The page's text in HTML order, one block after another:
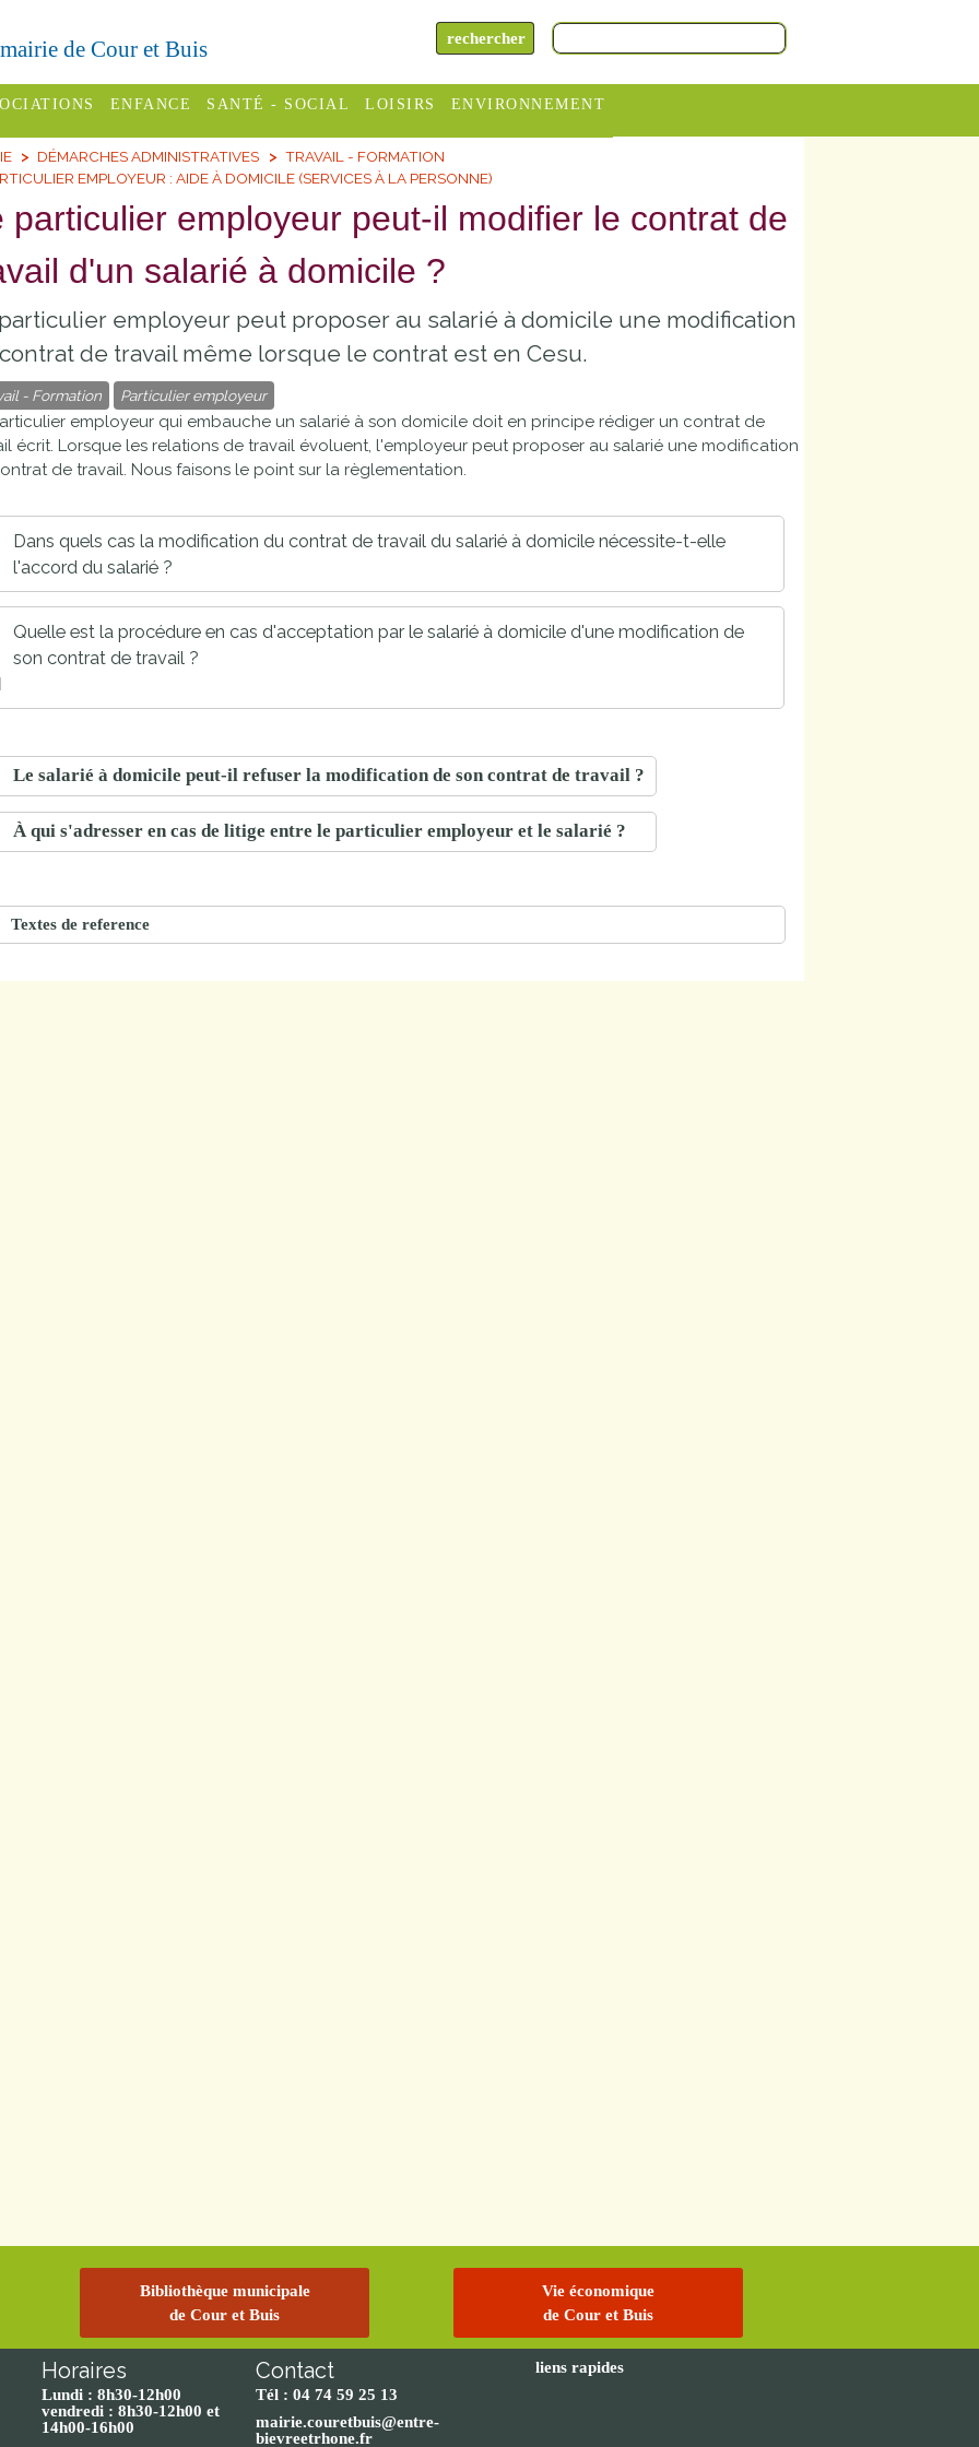
de Cour et Buis
des
Varèze
ENFANCE
Assistantes
assistante
Pôle petite
enfance
Etablissements
publics
Établissements
scolaires
privés
SANTÉ - SOCIAL
Centres
ADMR
Conseil
Le SSIAD
des Trois
Rivières
LOISIRS
Campings
Offices
de
Cinémas
Sélection
d'activité
Cour et
Visiter,
découvrir
s'amuser
ENVIRONNEMENT
Déchèteries
SITCOM
DÉMARCHES ADMINISTRATIVES
TRAVAIL - FORMATION
EMPLOYEUR : AIDE À DOMICILE (SERVICES À LA PERSONNE)
particulier employeur peut-il modifier le contrat de
d'un salarié à domicile ?
employeur peut proposer au salarié à domicile une modification
de travail même lorsque le contrat est en Cesu.
- Formation Particulier employeur
employeur qui embauche un salarié à son domicile doit en principe rédiger un contrat de
écrit. Lorsque les relations de travail évoluent, l'employeur peut proposer au salarié une modification
de travail. Nous faisons le point sur la règlementation.
Dans quels cas la modification du contrat de travail du salarié à domicile nécessite-t-elle
l'accord du salarié ?
Quelle est la procédure en cas d'acceptation par le salarié à domicile d'une modification de
son contrat de travail ?
Le salarié à domicile peut-il refuser la modification de son contrat de travail ?
À qui s'adresser en cas de litige entre le particulier employeur et le salarié ?
Textes de reference
Bibliothèque municipale
de Cour et Buis
Vie économique
de Cour et Buis
Horaires
Lundi : 8h30-12h00
vendredi : 8h30-12h00 et
14h00-16h00
Contact
Tél : 04 74 59 25 13
mairie.couretbuis@entre-
bievreetrhone.fr
liens rapides